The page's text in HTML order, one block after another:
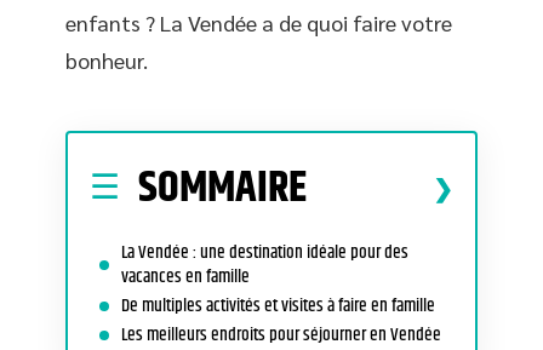
enfants ? La Vendée a de quoi faire votre
bonheur.
SOMMAIRE
La Vendée : une destination idéale pour des
vacances en famille
De multiples activités et visites à faire en famille
Les meilleurs endroits pour séjourner en Vendée